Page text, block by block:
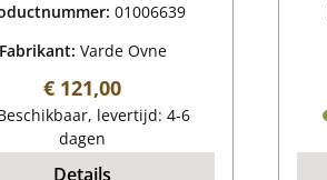
01006639
Varde Ovne
Normale prijs:
€ 121,00
levertijd: 4-6
dagen
Details